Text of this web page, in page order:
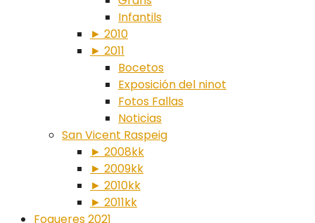
Infantils
► 2010
► 2011
Bocetos
Exposición del ninot
Fotos Fallas
Noticias
San Vicent Raspeig
► 2008kk
► 2009kk
► 2010kk
► 2011kk
Fogueres 2021